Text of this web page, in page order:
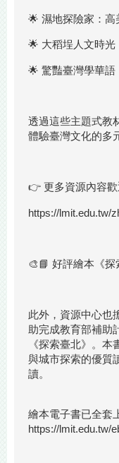
🌟 濕地探險家：高
🌟 大稻埕人文時光
🌟 驚豔臺灣學華語
透過這些主題式教
體驗臺灣文化的多
👉 更多資源內容歡
https://lmit.edu.tw/
🎨📘 好評繪本《
此外，資源中心也
助完成教育部補助
《探索臺北》。
與城市探索的優質
讀。
繪本電子書已全套
https://lmit.edu.tw/